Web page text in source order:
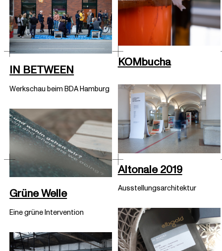
KOMbucha
IN BETWEEN
Werkschau beim BDA Hamburg
Altonale 2019
Ausstellungsarchitektur
Grüne Welle
Eine grüne Intervention